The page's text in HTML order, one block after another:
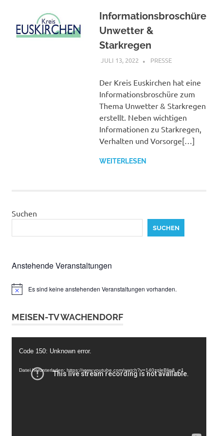
Informationsbroschüre
Unwetter &
Starkregen
JULI 13, 2022
BÜRGERVEREIN
PRESSE
Der Kreis Euskirchen hat eine
Informationsbroschüre zum
Thema Unwetter & Starkregen
erstellt. Neben wichtigen
Informationen zu Starkregen,
Verhalten und Vorsorge[…]
WEITERLESEN
Suchen
SUCHEN
Anstehende Veranstaltungen
HinweisEs sind keine anstehenden Veranstaltungen vorhanden.
MEISEN-TV WACHENDORF
Player
Code 150: Unknown error.
Datei herunterladen: https://www.youtube.com/watch?v=140zqleBljg&_=1